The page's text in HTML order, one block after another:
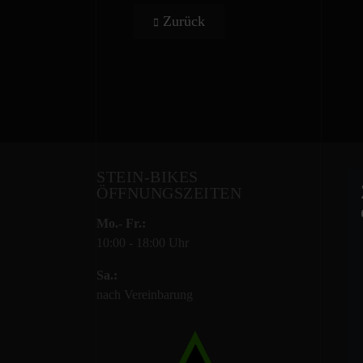
Vorheriger Beitrag: Dominik Zajonc
Zurück
STEIN-BIKES
ÖFFNUNGSZEITEN
Mo.- Fr.:
10:00 - 18:00 Uhr
Sa.:
nach Vereinbarung